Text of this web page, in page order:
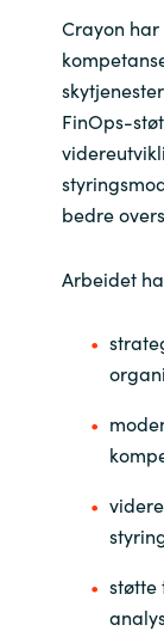
Crayon
FinOps-
bedre
Arbeidet
støtte